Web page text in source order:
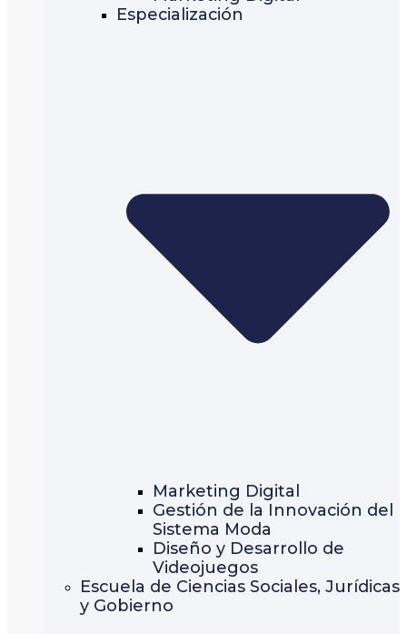
Especialización
Marketing Digital
Gestión de la Innovación del
Sistema Moda
Diseño y Desarrollo de
Videojuegos
Escuela de Ciencias Sociales, Jurídicas
y Gobierno